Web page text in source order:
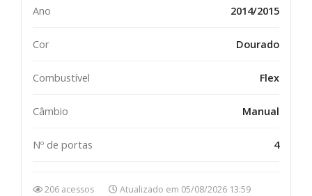
Ano 2014/2015
Cor Dourado
Combustível Flex
Câmbio Manual
Nº de portas 4
206 acessos
Atualizado em 05/08/2026 13:59